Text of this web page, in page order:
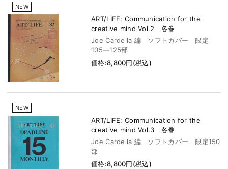
NEW
ART/LIFE: Communication for the
creative mind Vol.2 各巻
Joe Cardella 編 ソフトカバー 限定
105―125部
価格:8,800円(税込)
NEW
ART/LIFE: Communication for the
creative mind Vol.3 各巻
Joe Cardella 編 ソフトカバー 限定150
部
価格:8,800円(税込)